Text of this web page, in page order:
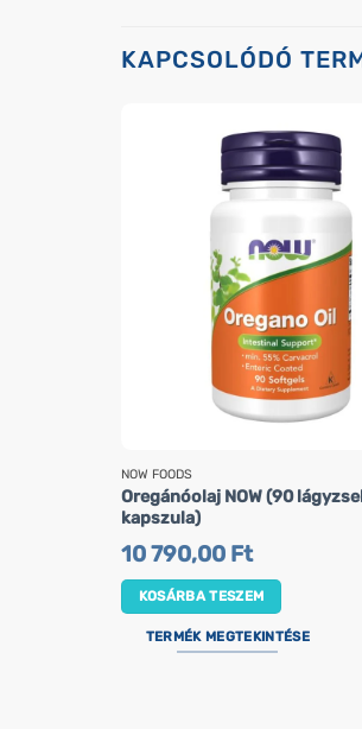
KAPCSOLÓDÓ
NOW FOODS
Oregánóolaj NOW (90
kapszula)
10 790,00 Ft
KOSÁRBA TESZEM
TERMÉK MEGTEKINTÉSE